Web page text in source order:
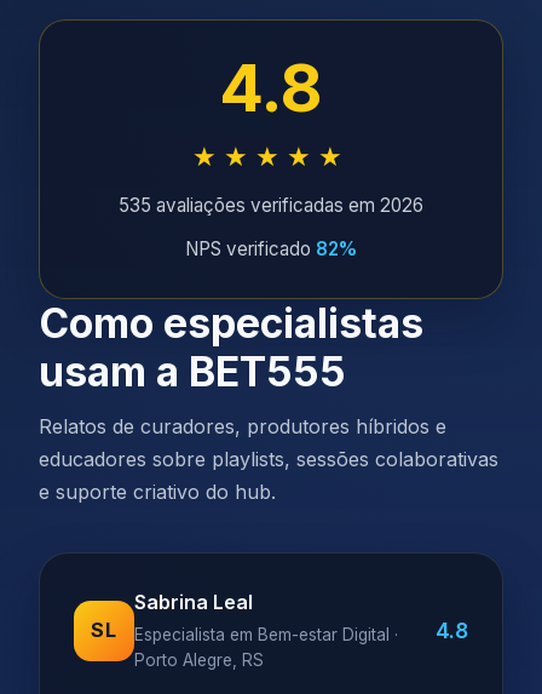
4.8
★★★★★
535 avaliações verificadas em 2026
NPS verificado 82%
Como especialistas
usam a BET555
Relatos de curadores, produtores híbridos e
educadores sobre playlists, sessões colaborativas
e suporte criativo do hub.
SL
Sabrina Leal
Especialista em Bem-estar Digital ·
Porto Alegre, RS
4.8